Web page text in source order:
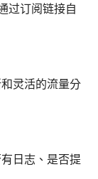
过订阅链接自
灵活的流量分
日志、是否提